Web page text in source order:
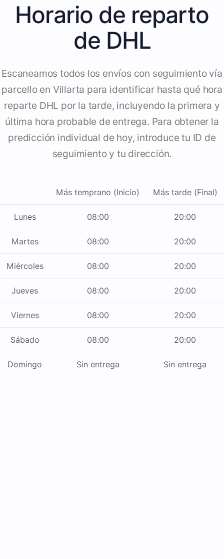
Horario de reparto
de DHL
Escaneamos todos los envíos con seguimiento vía
parcello en Villarta para identificar hasta qué hora
reparte DHL por la tarde, incluyendo la primera y
última hora probable de entrega. Para obtener la
predicción individual de hoy, introduce tu ID de
seguimiento y tu dirección.
Más temprano (Inicio) Más tarde (Final)
Lunes 08:00 20:00
Martes 08:00 20:00
Miércoles 08:00 20:00
Jueves 08:00 20:00
Viernes 08:00 20:00
Sábado 08:00 20:00
Domingo Sin entrega Sin entrega